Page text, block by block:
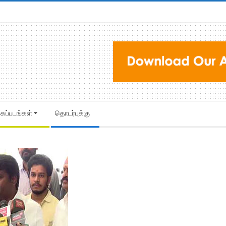
தொடர்புக்கு